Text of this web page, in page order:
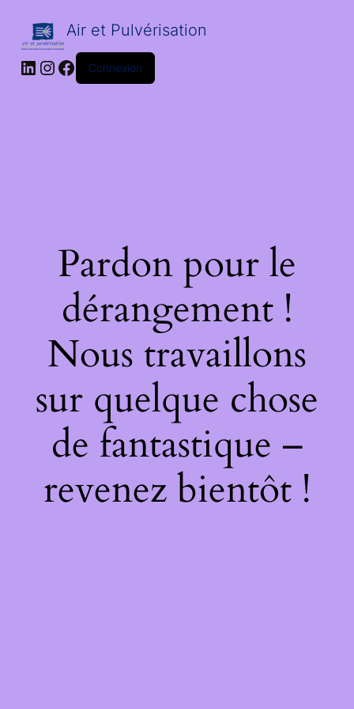
Air et Pulvérisation
LinkedIn
Instagram
Facebook
Connexion
Pardon pour le
dérangement !
Nous travaillons
sur quelque chose
de fantastique –
revenez bientôt !